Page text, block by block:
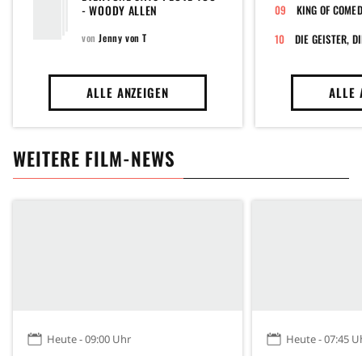
- WOODY ALLEN
von Jenny von T
ALLE ANZEIGEN
KING OF
DIE GEISTER,
ALLE
WEITERE FILM-NEWS
Heute - 09:00 Uhr Heute - 07:45